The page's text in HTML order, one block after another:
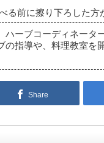
る前に擦り下ろした方
ハーブコーディネータ
の指導や、料理教室を
Share